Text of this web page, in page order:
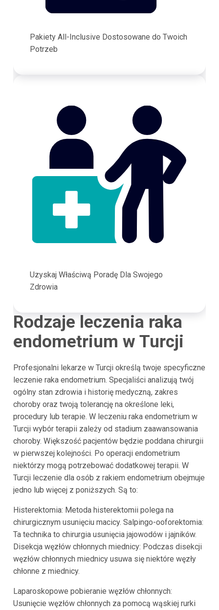
Pakiety All-Inclusive Dostosowane do Twoich
Potrzeb
Uzyskaj Właściwą Poradę Dla Swojego
Zdrowia
Rodzaje leczenia raka
endometrium w Turcji
Profesjonalni lekarze w Turcji określą twoje specyficzne
leczenie raka endometrium. Specjaliści analizują twój
ogólny stan zdrowia i historię medyczną, zakres
choroby oraz twoją tolerancję na określone leki,
procedury lub terapie. W leczeniu raka endometrium w
Turcji wybór terapii zależy od stadium zaawansowania
choroby. Większość pacjentów będzie poddana chirurgii
w pierwszej kolejności. Po operacji endometrium
niektórzy mogą potrzebować dodatkowej terapii. W
Turcji leczenie dla osób z rakiem endometrium obejmuje
jedno lub więcej z poniższych. Są to:
Histerektomia: Metoda histerektomii polega na
chirurgicznym usunięciu macicy. Salpingo-ooforektomia:
Ta technika to chirurgia usunięcia jajowodów i jajników.
Disekcja węzłów chłonnych miednicy: Podczas disekcji
węzłów chłonnych miednicy usuwa się niektóre węzły
chłonne z miednicy.
Laparoskopowe pobieranie węzłów chłonnych:
Usunięcie węzłów chłonnych za pomocą wąskiej rurki